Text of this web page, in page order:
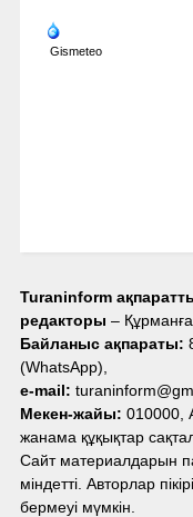
Gismeteo
Turaninform
редакторы –
Байланыс ақпараты:
(WhatsApp),
e-mail:
Мекен-жайы: 010000,
жанама құқықтар
Сайт материалдарын
міндетті. Авторлар
бермеуі мүмкін.